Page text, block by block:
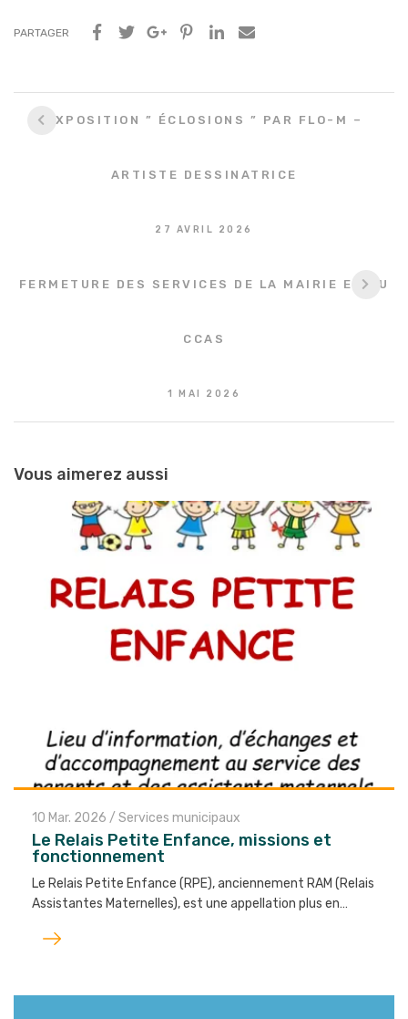
PARTAGER
Navigation
entre
EXPOSITION ” ÉCLOSIONS ” PAR FLO-M –
ARTISTE DESSINATRICE
27 AVRIL 2026
FERMETURE DES SERVICES DE LA MAIRIE ET DU
CCAS
1 MAI 2026
Vous aimerez aussi
10 Mar. 2026 / Services municipaux
Le Relais Petite Enfance, missions et
fonctionnement
Le Relais Petite Enfance (RPE), anciennement RAM (Relais
Assistantes Maternelles), est une appellation plus en…
Lire
l'article